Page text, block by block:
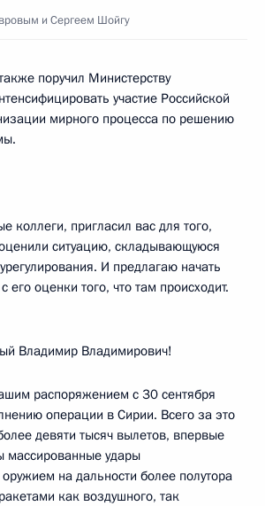
и Сергеем Шойгу
поручил Министерству
участие Российской
мирного процесса по решению
коллеги, пригласил вас для того,
ситуацию, складывающуюся
И предлагаю начать
его оценки того, что там происходит.
Владимир Владимирович!
распоряжением с 30 сентября
операции в Сирии. Всего за это
девяти тысяч вылетов, впервые
массированные удары
на дальности более полутора
как воздушного, так